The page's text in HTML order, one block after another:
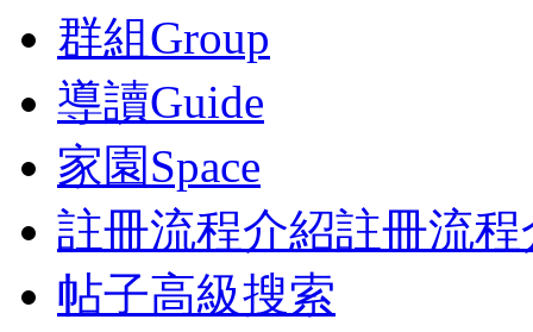
群組Group
導讀Guide
家園Space
註冊流程介紹註冊流
帖子高級搜索